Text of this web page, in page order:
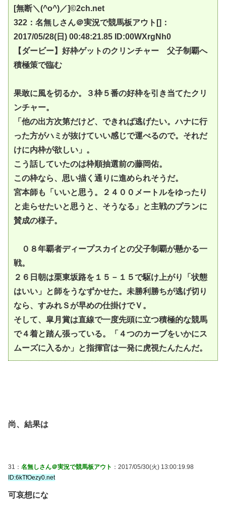
[無断＼(^o^)／]©2ch.net
322：名無しさん＠実況で競馬板アウト[]：
2017/05/28(日) 00:48:21.85 ID:00WXrgNh0
【ダービー】好枠ゲットのクリンチャー 父子制覇へ
積極策で臨む
果敢に風を切るか。３枠５番の好枠を引き当てたクリ
ンチャー。
「他の出方次第だけど、できれば逃げたい。ハナに行
った方がハミが抜けていい感じで運べるので。それだ
けに内枠が欲しい」。
こう話していたのは枠順抽選前の藤岡佑。
この枠なら、思い描く通りに進められそうだ。
宮本師も「いいと思う。２４００メートルをゆったり
と走らせたいと思うと、そうなる」と主戦のプランに
賛成の様子。
０８年覇者ディープスカイとの父子制覇が懸かる一
戦。
２６日朝は栗東坂路を１５－１５で駆け上がり「状態
はいい」と師をうなずかせた。未勝利勝ちが逃げ切り
なら、すみれＳが早めの仕掛けでＶ。
そして、皐月賞は直線で一度先頭に立つ積極的な競馬
で４着と踏ん張っている。「４つのカーブをいかにス
ムーズに入るか」と指揮官は一発に虎視たんたんだ。
尚、結果は
31： 名無しさん＠実況で競馬板アウト ：2017/05/30(火) 13:00:19.98
ID:6kTfOezy0.net
可哀想にな